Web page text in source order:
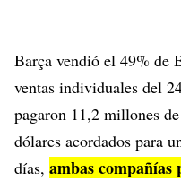
Barça vendió el 49% de
ventas individuales del
pagaron 11,2 millones
dólares acordados para
días, ambas